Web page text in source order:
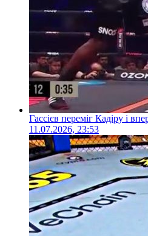
Гассієв переміг Кадіру і
11.07.2026, 23:53